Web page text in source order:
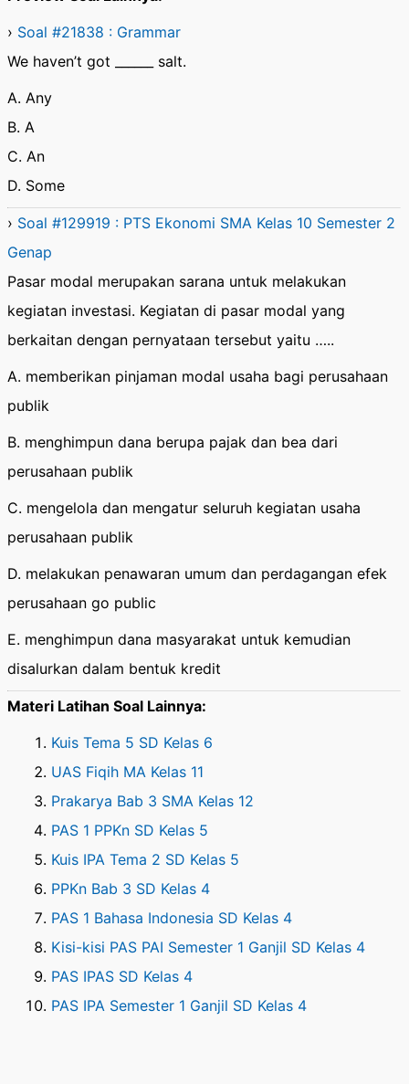
› Soal #21838 : Grammar
We haven’t got ______ salt.
A. Any
B. A
C. An
D. Some
› Soal #129919 : PTS Ekonomi SMA Kelas 10 Semester 2
Genap
Pasar modal merupakan sarana untuk melakukan
kegiatan investasi. Kegiatan di pasar modal yang
berkaitan dengan pernyataan tersebut yaitu …..
A. memberikan pinjaman modal usaha bagi perusahaan
publik
B. menghimpun dana berupa pajak dan bea dari
perusahaan publik
C. mengelola dan mengatur seluruh kegiatan usaha
perusahaan publik
D. melakukan penawaran umum dan perdagangan efek
perusahaan go public
E. menghimpun dana masyarakat untuk kemudian
disalurkan dalam bentuk kredit
Materi Latihan Soal Lainnya:
Kuis Tema 5 SD Kelas 6
UAS Fiqih MA Kelas 11
Prakarya Bab 3 SMA Kelas 12
PAS 1 PPKn SD Kelas 5
Kuis IPA Tema 2 SD Kelas 5
PPKn Bab 3 SD Kelas 4
PAS 1 Bahasa Indonesia SD Kelas 4
Kisi-kisi PAS PAI Semester 1 Ganjil SD Kelas 4
PAS IPAS SD Kelas 4
PAS IPA Semester 1 Ganjil SD Kelas 4